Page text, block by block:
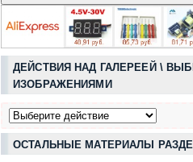
ДЕЙСТВИЯ НАД ГАЛЕРЕЕЙ \
ИЗОБРАЖЕНИЯМИ
ОСТАЛЬНЫЕ МАТЕРИАЛЫ